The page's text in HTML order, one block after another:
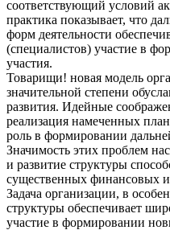
соответствующий условий
практика показывает, что
форм деятельности
(специалистов) участие в
участия.
Товарищи! новая модель
значительной степени
развития. Идейные
реализация намеченных
роль в формировании
Значимость этих проблем
и развитие структуры
существенных финансовых
Задача организации, в
структуры обеспечивает
участие в формировании